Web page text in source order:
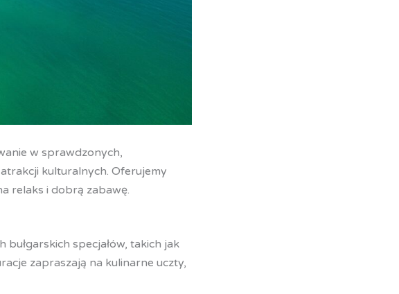
w sprawdzonych,
kulturalnych. Oferujemy
relaks i dobrą zabawę.
specjałów, takich jak
zapraszają na kulinarne uczty,